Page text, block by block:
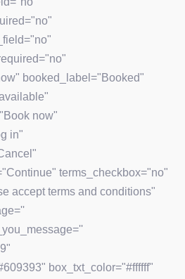
booked_label="Booked"
now"
in"
terms_checkbox="no"
accept terms and conditions"
box_txt_color="#ffffff"